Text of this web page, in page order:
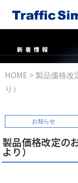
HOME > 製品価格改
り）
お知らせ
製品価格改定の
より）